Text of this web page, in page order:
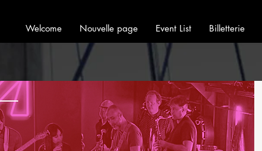
Welcome Nouvelle page Event List Billetterie